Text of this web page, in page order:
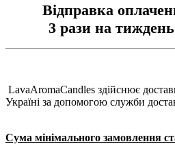
Відправка
3 рази на
LavaAromaCandles здійснює
Україні за допомогою служби
Сума мінімального замовлення